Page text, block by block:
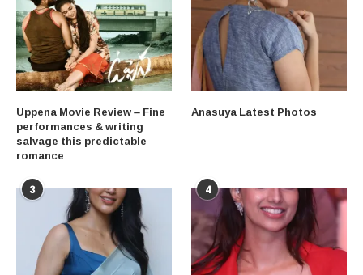
Uppena Movie Review – Fine
performances & writing
salvage this predictable
romance
Anasuya Latest Photos
3 4